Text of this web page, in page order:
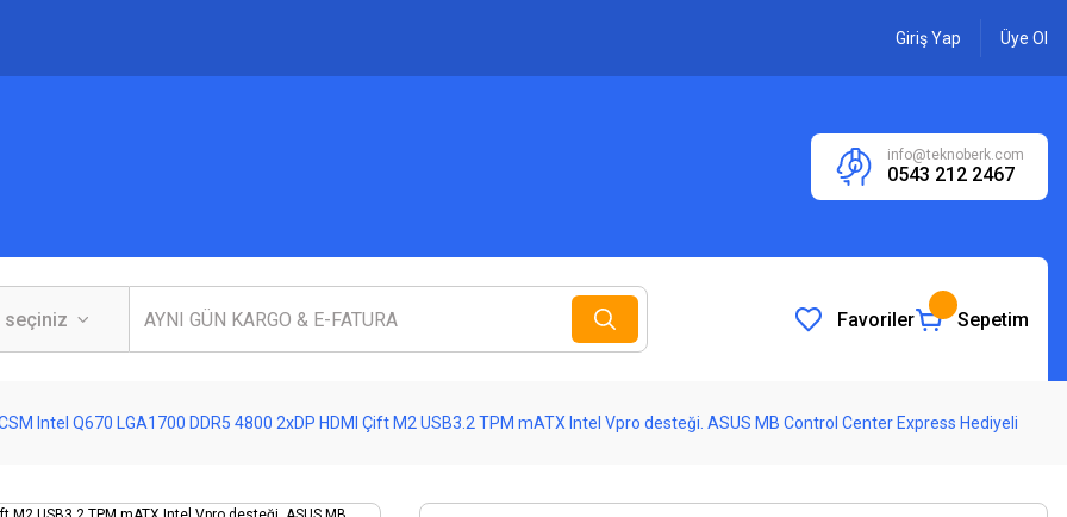
Giriş Yap Üye Ol
info@teknoberk.com
0543 212 2467
Favoriler Sepetim
Intel Q670 LGA1700 DDR5 4800 2xDP HDMI Çift M2 USB3.2 TPM mATX Intel Vpro desteği. ASUS MB Control Center Express Hediyeli